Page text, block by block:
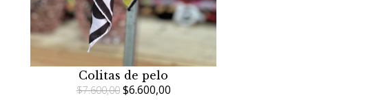
Colitas de pelo
$7.600,00$6.600,00